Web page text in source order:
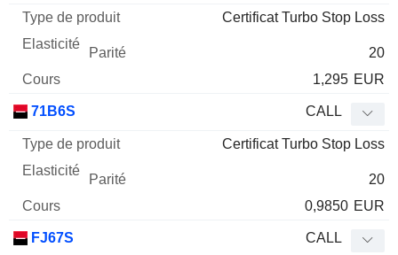
Certificat Turbo Stop Loss
20
1,295 EUR
71B6S CALL
Certificat Turbo Stop Loss
20
0,9850 EUR
FJ67S CALL